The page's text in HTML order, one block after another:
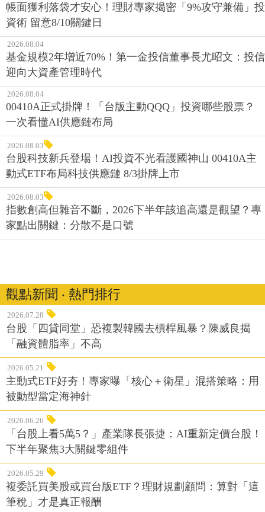
帳面獲利落袋才安心！理財專家揭密「9%攻守兼備」投
資術 留意8/10關鍵日
2026.08.04
基金規模2年增近70%！第一金投信董事長尤昭文：投信
迎向大資產管理時代
2026.08.04
00410A正式掛牌！「台版主動QQQ」投資哪些股票？
一次看懂AI供應鏈布局
2026.08.03
台股科技新兵登場！AI投資不光看護國神山 00410A主
動式ETF布局科技供應鏈 8/3掛牌上市
2026.08.03
指數創高但雜音不斷，2026下半年該追高還是觀望？專
家點出關鍵：分散不是口號
觀點新聞 ‧ 熱門排行
2026.07.28
台股「四貸同堂」恐複製韓國去槓桿風暴？陳威良揭
「融資體脂率」不高
2026.05.21
主動式ETF好夯！專家曝「核心＋衛星」混搭策略：用
被動型當定海神針
2026.06.26
「台股上看5萬5？」產業隊長張捷：AI重新定價台股！
下半年聚焦3大關鍵零組件
2026.05.29
複委託買美股或買台版ETF？理財規劃顧問：算對「這
筆稅」才是真正報酬